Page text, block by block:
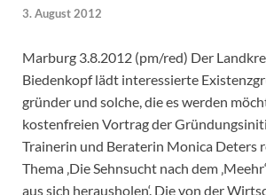
3. August 2012
Marburg 3.8.2012 (pm/red) Der
Biedenkopf lädt interessierte
gründer und solche, die es werden
kostenfreien Vortrag der
Trainerin und Beraterin Monica Deters
Thema ‚Die Sehnsucht nach dem
aus sich herausholen‘. Die von der